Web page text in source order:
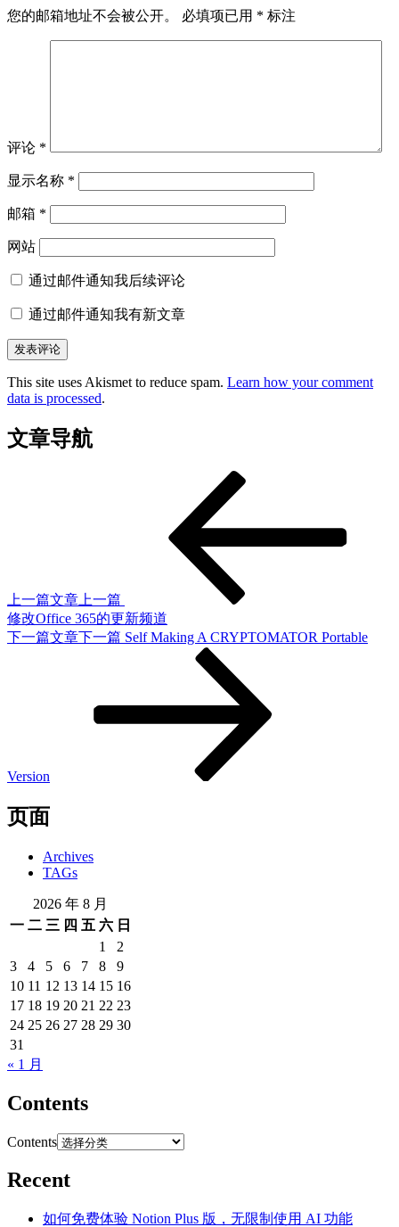
您的邮箱地址不会被公开。 必填项已用 * 标注
评论 *
显示名称 *
邮箱 *
网站
通过邮件通知我后续评论
通过邮件通知我有新文章
This site uses Akismet to reduce spam. Learn how your comment
data is processed.
文章导航
上一篇文章 上一篇
修改Office 365的更新频道
下一篇文章下一篇 Self Making A CRYPTOMATOR Portable
Version
页面
Archives
TAGs
2026 年 8 月
一 二 三 四 五 六 日
1
2
3
4 5 6 7 8
9
10 11 12 13 14 15 16
17 18 19 20 21 22 23
24 25 26 27 28 29 30
31
« 1 月
Contents
Contents
Recent
如何免费体验 Notion Plus 版，无限制使用 AI 功能